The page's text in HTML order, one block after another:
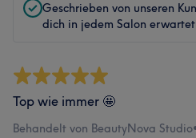
Geschrieben von unseren
dich in jedem Salon
Top wie immer 🤩
Behandelt von BeautyNova Studio